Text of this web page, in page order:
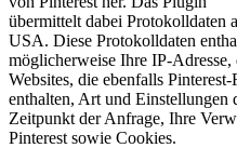
übermittelt dabei Protokolldaten
USA. Diese Protokolldaten
möglicherweise Ihre IP-Adresse,
Websites, die ebenfalls
enthalten, Art und Einstellungen
Zeitpunkt der Anfrage, Ihre
Pinterest sowie Cookies.